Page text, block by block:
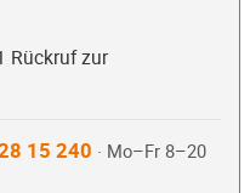
Rückruf zur
15 240 · Mo–Fr 8–20